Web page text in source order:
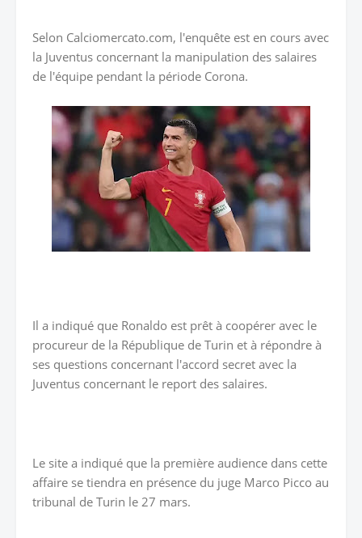
Selon Calciomercato.com, l'enquête est en cours avec
la Juventus concernant la manipulation des salaires
de l'équipe pendant la période Corona.
Il a indiqué que Ronaldo est prêt à coopérer avec le
procureur de la République de Turin et à répondre à
ses questions concernant l'accord secret avec la
Juventus concernant le report des salaires.
Le site a indiqué que la première audience dans cette
affaire se tiendra en présence du juge Marco Picco au
tribunal de Turin le 27 mars.